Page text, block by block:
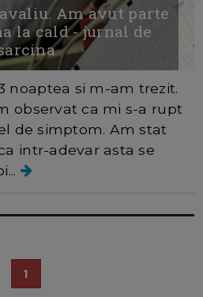
Am avut parte
la cald - jurnal de
noaptea si m-am trezit.
observat ca mi s-a rupt
de simptom. Am stat
intr-adevar asta se
1